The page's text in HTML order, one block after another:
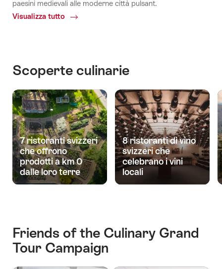
paesini medievali alle moderne città pulsant.
Visualizza tutto
Common.Of
Scoperte culinarie
7 ristoranti svizzeri
che offrono
prodotti a km 0
dalle loro terre
8 ristoranti di vino
svizzeri che
celebrano i vini
locali
Friends of the Culinary Grand
Tour Campaign